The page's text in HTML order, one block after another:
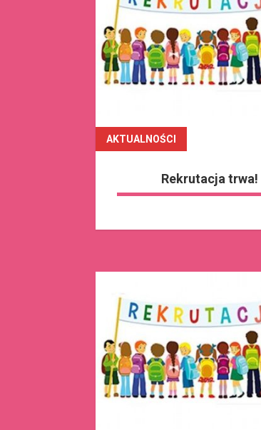
czytaj dalej
Rekrutacja trwa!
AKTUALNOŚCI